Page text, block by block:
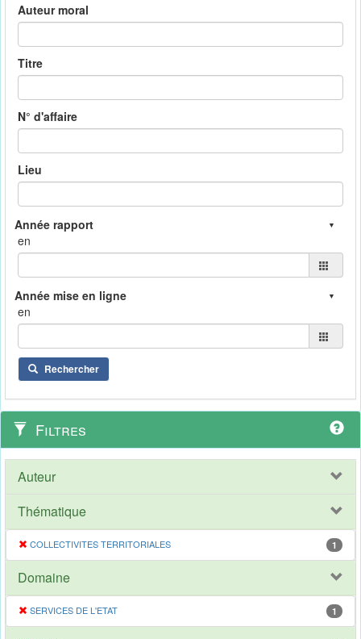
Auteur moral
Titre
N° d'affaire
Lieu
en
en
Rechercher
Filtres
Auteur
Thématique
COLLECTIVITES TERRITORIALES 1
Domaine
SERVICES DE L'ETAT 1